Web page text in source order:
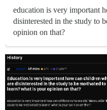
education is very important
disinterested in the study to
opinion on that?